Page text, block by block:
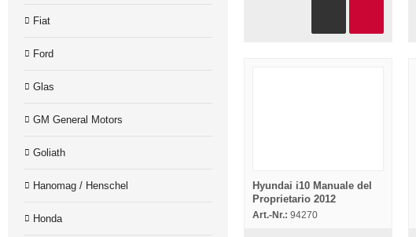
Hyundai i10 Manuale del
Proprietario 2012
Art.-Nr.: 94270
Fiat
Ford
Glas
GM General Motors
Goliath
Hanomag / Henschel
Honda